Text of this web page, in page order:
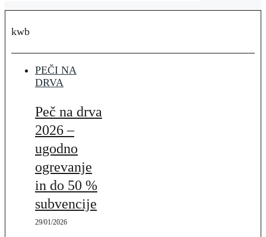
kwb
PEČI NA
DRVA
Peč na drva
2026 –
ugodno
ogrevanje
in do 50 %
subvencije
29/01/2026